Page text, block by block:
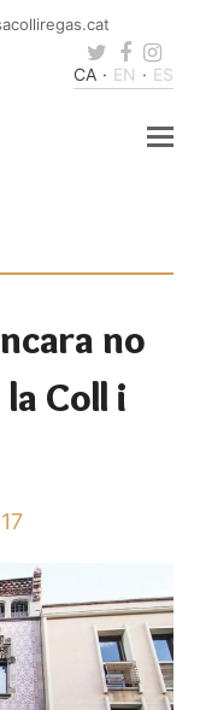
Twitter
CA EN ES
no
Coll i